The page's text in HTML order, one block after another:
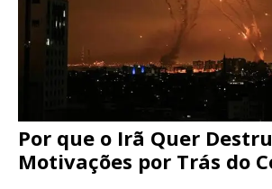
Por que o Irã Quer
Motivações por Trás do